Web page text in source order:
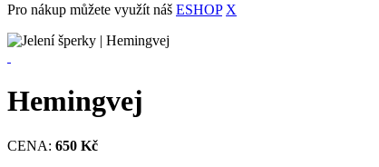
Pro nákup můžete využít náš ESHOP X
Hemingvej
CENA: 650 Kč